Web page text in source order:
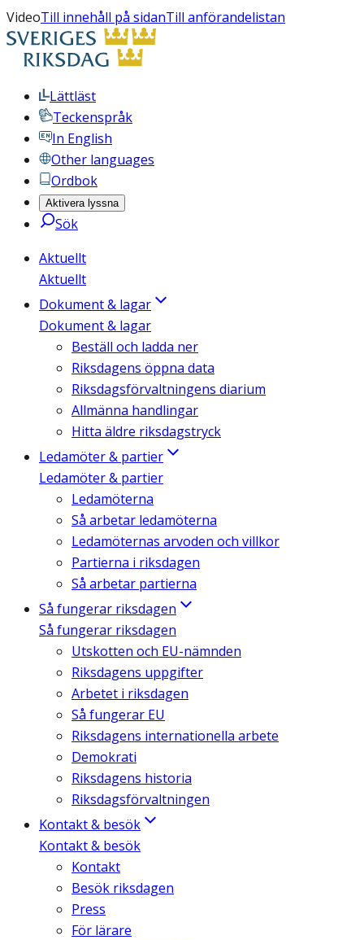
VideoTill innehåll på sidanTill anförandelistan
Lättläst
Teckenspråk
In English
Other languages
Ordbok
Aktivera lyssna
Sök
Aktuellt
Aktuellt
Dokument & lagar
Dokument & lagar
Beställ och ladda ner
Riksdagens öppna data
Riksdagsförvaltningens diarium
Allmänna handlingar
Hitta äldre riksdagstryck
Ledamöter & partier
Ledamöter & partier
Ledamöterna
Så arbetar ledamöterna
Ledamöternas arvoden och villkor
Partierna i riksdagen
Så arbetar partierna
Så fungerar riksdagen
Så fungerar riksdagen
Utskotten och EU-nämnden
Riksdagens uppgifter
Arbetet i riksdagen
Så fungerar EU
Riksdagens internationella arbete
Demokrati
Riksdagens historia
Riksdagsförvaltningen
Kontakt & besök
Kontakt & besök
Kontakt
Besök riksdagen
Press
För lärare